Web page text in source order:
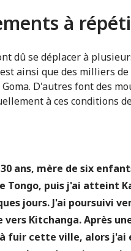
à
dû se déplacer à
ainsi que des milliers
D'autres font des
à ces conditions
ans, mère de six
Tongo, puis j'ai atteint
jours. J'ai poursuivi
vers Kitchanga. Après
fuir cette ville, alors j'ai